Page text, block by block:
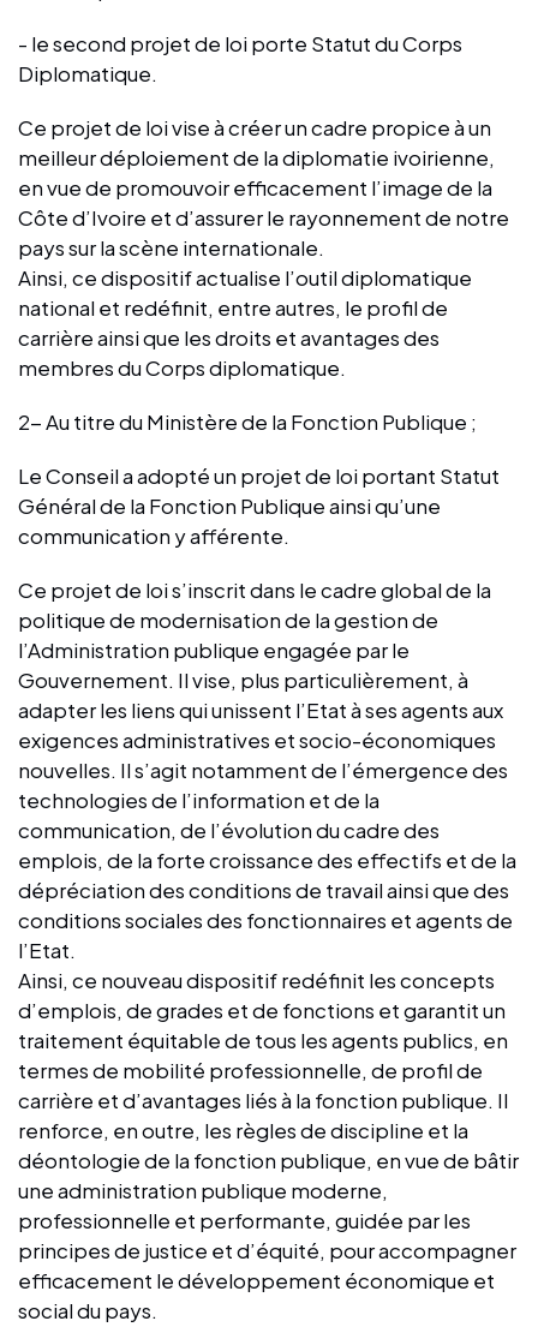
- le second projet de loi porte Statut du Corps
Diplomatique.
Ce projet de loi vise à créer un cadre propice à un
meilleur déploiement de la diplomatie ivoirienne,
en vue de promouvoir efficacement l’image de la
Côte d’Ivoire et d’assurer le rayonnement de notre
pays sur la scène internationale.
Ainsi, ce dispositif actualise l’outil diplomatique
national et redéfinit, entre autres, le profil de
carrière ainsi que les droits et avantages des
membres du Corps diplomatique.
2- Au titre du Ministère de la Fonction Publique ;
Le Conseil a adopté un projet de loi portant Statut
Général de la Fonction Publique ainsi qu’une
communication y afférente.
Ce projet de loi s’inscrit dans le cadre global de la
politique de modernisation de la gestion de
l’Administration publique engagée par le
Gouvernement. Il vise, plus particulièrement, à
adapter les liens qui unissent l’Etat à ses agents aux
exigences administratives et socio-économiques
nouvelles. Il s’agit notamment de l’émergence des
technologies de l’information et de la
communication, de l’évolution du cadre des
emplois, de la forte croissance des effectifs et de la
dépréciation des conditions de travail ainsi que des
conditions sociales des fonctionnaires et agents de
l’Etat.
Ainsi, ce nouveau dispositif redéfinit les concepts
d’emplois, de grades et de fonctions et garantit un
traitement équitable de tous les agents publics, en
termes de mobilité professionnelle, de profil de
carrière et d’avantages liés à la fonction publique. Il
renforce, en outre, les règles de discipline et la
déontologie de la fonction publique, en vue de bâtir
une administration publique moderne,
professionnelle et performante, guidée par les
principes de justice et d’équité, pour accompagner
efficacement le développement économique et
social du pays.